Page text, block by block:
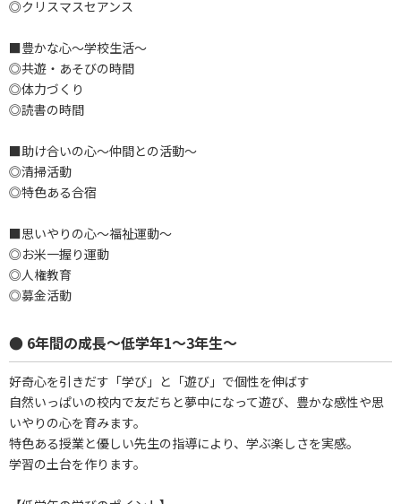
◎クリスマスセアンス
■豊かな心～学校生活～
◎共遊・あそびの時間
◎体力づくり
◎読書の時間
■助け合いの心～仲間との活動～
◎清掃活動
◎特色ある合宿
■思いやりの心～福祉運動～
◎お米一握り運動
◎人権教育
◎募金活動
● 6年間の成長～低学年1～3年生～
好奇心を引きだす「学び」と「遊び」で個性を伸ばす
自然いっぱいの校内で友だちと夢中になって遊び、豊かな感性や思
いやりの心を育みます。
特色ある授業と優しい先生の指導により、学ぶ楽しさを実感。
学習の土台を作ります。